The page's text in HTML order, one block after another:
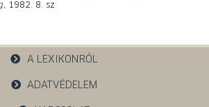
, 1982. 8. sz
A LEXIKONRÓL
ADATVÉDELEM